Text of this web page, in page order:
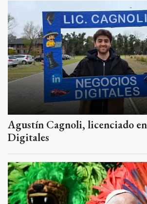
Agustín Cagnoli, licenciado
Digitales